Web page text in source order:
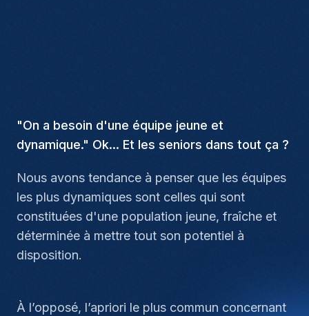
"On a besoin d'une équipe jeune et
dynamique." Ok... Et les seniors dans tout ça ?
Nous avons tendance à penser que les équipes
les plus dynamiques sont celles qui sont
constituées d'une population jeune, fraîche et
déterminée à mettre tout son potentiel à
disposition.
À l’opposé, l’apriori le plus commun concernant